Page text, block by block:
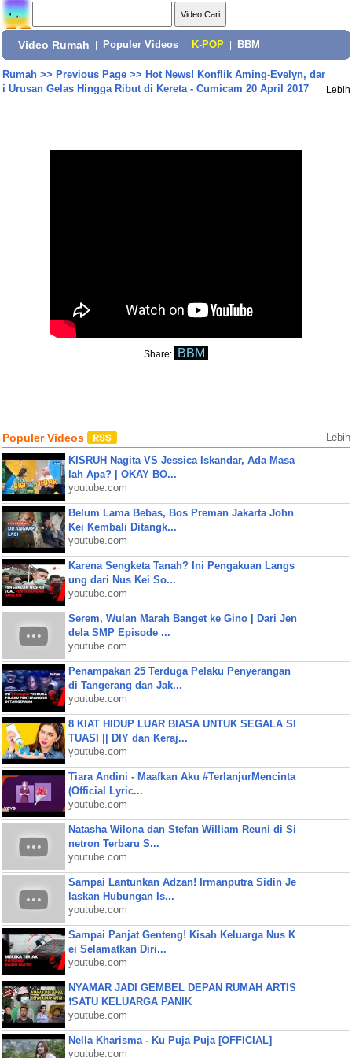
Video Rumah Populer Videos K-POP BBM
Rumah>> Previous Page>> Hot News! Konflik Aming-Evelyn, dar
i Urusan Gelas Hingga Ribut di Kereta - Cumicam 20 April 2017
Lebih
Share: BBM
Populer Videos Lebih
KISRUH Nagita VS Jessica Iskandar, Ada Masa
lah Apa? | OKAY BO...
youtube.com
Belum Lama Bebas, Bos Preman Jakarta John
Kei Kembali Ditangk...
youtube.com
Karena Sengketa Tanah? Ini Pengakuan Langs
ung dari Nus Kei So...
youtube.com
Serem, Wulan Marah Banget ke Gino | Dari Jen
dela SMP Episode ...
youtube.com
Penampakan 25 Terduga Pelaku Penyerangan
di Tangerang dan Jak...
youtube.com
8 KIAT HIDUP LUAR BIASA UNTUK SEGALA SI
TUASI || DIY dan Keraj...
youtube.com
Tiara Andini - Maafkan Aku #TerlanjurMencinta
(Official Lyric...
youtube.com
Natasha Wilona dan Stefan William Reuni di Si
netron Terbaru S...
youtube.com
Sampai Lantunkan Adzan! Irmanputra Sidin Je
laskan Hubungan Is...
youtube.com
Sampai Panjat Genteng! Kisah Keluarga Nus K
ei Selamatkan Diri...
youtube.com
NYAMAR JADI GEMBEL DEPAN RUMAH ARTIS
❗SATU KELUARGA PANIK
youtube.com
Nella Kharisma - Ku Puja Puja [OFFICIAL]
youtube.com